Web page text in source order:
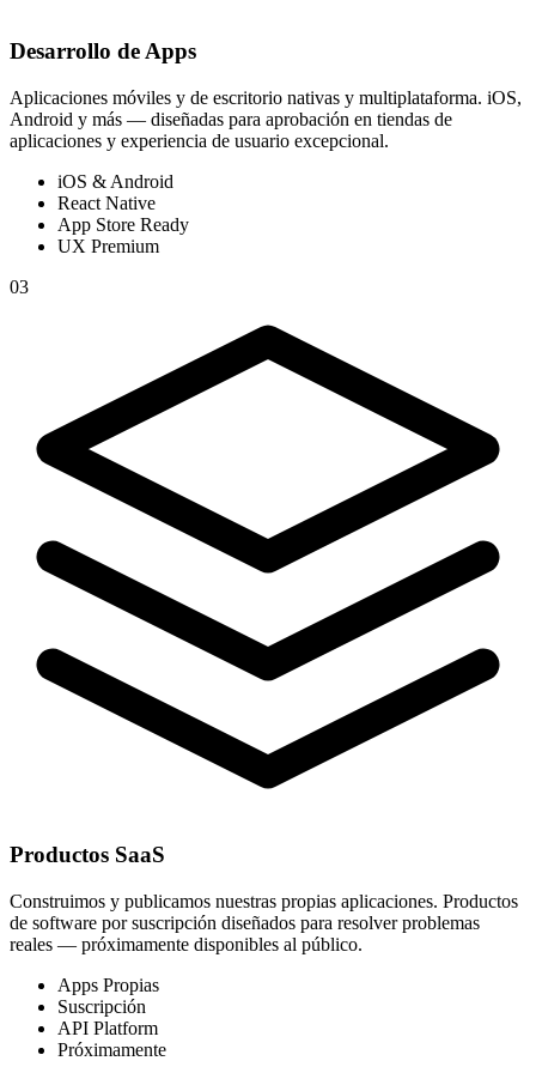
Desarrollo de Apps
Aplicaciones móviles y de escritorio nativas y multiplataforma. iOS,
Android y más — diseñadas para aprobación en tiendas de
aplicaciones y experiencia de usuario excepcional.
iOS & Android
React Native
App Store Ready
UX Premium
03
Productos SaaS
Construimos y publicamos nuestras propias aplicaciones. Productos
de software por suscripción diseñados para resolver problemas
reales — próximamente disponibles al público.
Apps Propias
Suscripción
API Platform
Próximamente